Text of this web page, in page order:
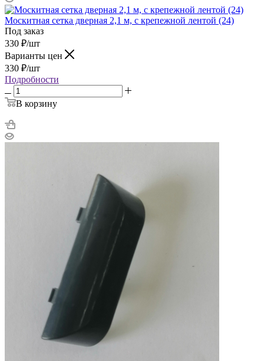
Москитная сетка дверная 2,1 м, с крепежной лентой (24)
Под заказ
330 ₽/шт
Варианты цен
330 ₽/шт
Подробности
В корзину